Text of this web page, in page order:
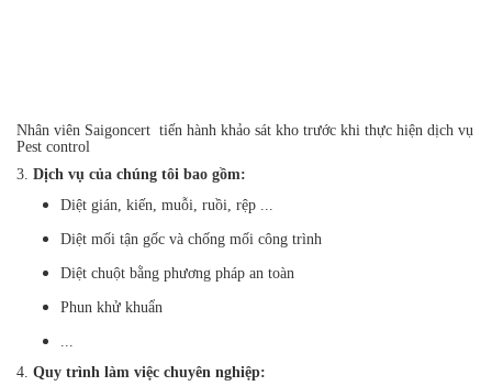
Nhân viên Saigoncert tiến hành khảo sát kho trước khi thực hiện dịch vụ
Pest control
3. Dịch vụ của chúng tôi bao gồm:
Diệt gián, kiến, muỗi, ruồi, rệp ...
Diệt mối tận gốc và chống mối công trình
Diệt chuột bằng phương pháp an toàn
Phun khử khuẩn
...
4. Quy trình làm việc chuyên nghiệp: